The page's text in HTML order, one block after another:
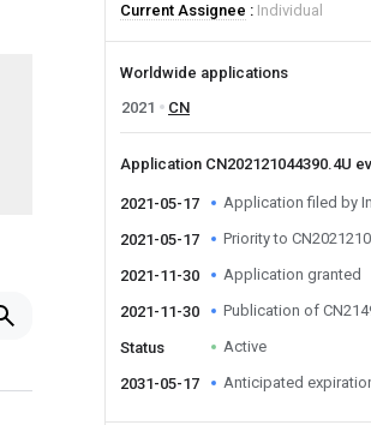
Current Assignee
Individual
Worldwide applications
2021
CN
Application CN202121044390.4U
2021-05-17 Application filed by
2021-05-17 Priority to
2021-11-30 Application granted
2021-11-30 Publication of
Status Active
2031-05-17 Anticipated